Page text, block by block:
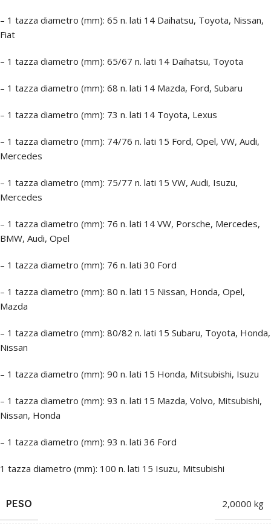
– 1 tazza diametro (mm): 65 n. lati 14 Daihatsu, Toyota, Nissan,
Fiat
– 1 tazza diametro (mm): 65/67 n. lati 14 Daihatsu, Toyota
– 1 tazza diametro (mm): 68 n. lati 14 Mazda, Ford, Subaru
– 1 tazza diametro (mm): 73 n. lati 14 Toyota, Lexus
– 1 tazza diametro (mm): 74/76 n. lati 15 Ford, Opel, VW, Audi,
Mercedes
– 1 tazza diametro (mm): 75/77 n. lati 15 VW, Audi, Isuzu,
Mercedes
– 1 tazza diametro (mm): 76 n. lati 14 VW, Porsche, Mercedes,
BMW, Audi, Opel
– 1 tazza diametro (mm): 76 n. lati 30 Ford
– 1 tazza diametro (mm): 80 n. lati 15 Nissan, Honda, Opel,
Mazda
– 1 tazza diametro (mm): 80/82 n. lati 15 Subaru, Toyota, Honda,
Nissan
– 1 tazza diametro (mm): 90 n. lati 15 Honda, Mitsubishi, Isuzu
– 1 tazza diametro (mm): 93 n. lati 15 Mazda, Volvo, Mitsubishi,
Nissan, Honda
– 1 tazza diametro (mm): 93 n. lati 36 Ford
1 tazza diametro (mm): 100 n. lati 15 Isuzu, Mitsubishi
PESO 2,0000 kg